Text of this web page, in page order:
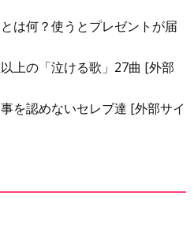
は何？使うとプレゼントが届
上の「泣ける歌」27曲 [外部
を認めないセレブ達 [外部サイ